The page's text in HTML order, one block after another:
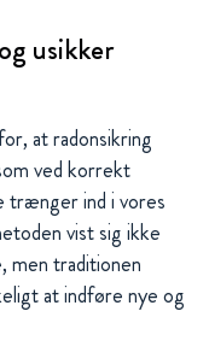
usikker
at radonsikring
ved korrekt
trænger ind i vores
vist sig ikke
men traditionen
at indføre nye og